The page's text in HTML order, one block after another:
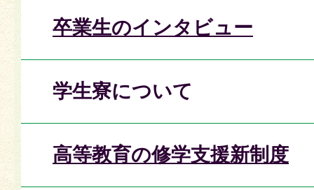
卒業生のインタビュー
学生寮について
高等教育の修学支援新制度